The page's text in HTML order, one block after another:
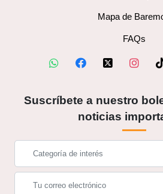
Mapa de
FAQs
Suscríbete a nuestro
noticias